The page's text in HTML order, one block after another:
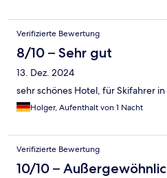
Verifizierte Bewertung
8/10 – Sehr gut
13. Dez. 2024
sehr schönes Hotel, für Skifahrer
Holger, Aufenthalt von 1 Nacht
Verifizierte Bewertung
10/10 –